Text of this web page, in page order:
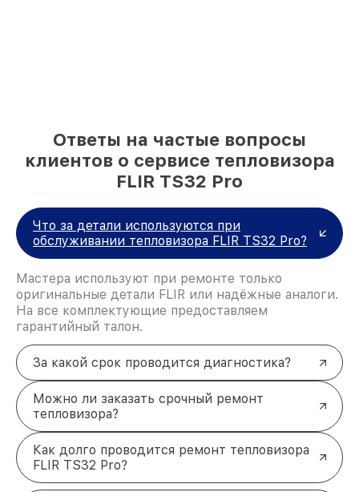
Ответы на частые вопросы
клиентов о сервисе тепловизора
FLIR TS32 Pro
Что за детали используются при
обслуживании тепловизора FLIR TS32 Pro?
Мастера используют при ремонте только
оригинальные детали FLIR или надёжные аналоги.
На все комплектующие предоставляем
гарантийный талон.
За какой срок проводится диагностика?
Можно ли заказать срочный ремонт
тепловизора?
Как долго проводится ремонт тепловизора
FLIR TS32 Pro?